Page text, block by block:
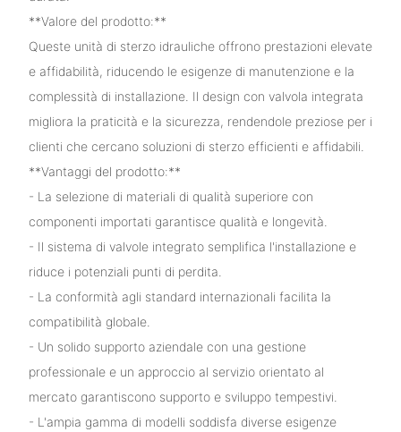
**Valore del prodotto:**
Queste unità di sterzo idrauliche offrono prestazioni elevate
e affidabilità, riducendo le esigenze di manutenzione e la
complessità di installazione. Il design con valvola integrata
migliora la praticità e la sicurezza, rendendole preziose per i
clienti che cercano soluzioni di sterzo efficienti e affidabili.
**Vantaggi del prodotto:**
- La selezione di materiali di qualità superiore con
componenti importati garantisce qualità e longevità.
- Il sistema di valvole integrato semplifica l'installazione e
riduce i potenziali punti di perdita.
- La conformità agli standard internazionali facilita la
compatibilità globale.
- Un solido supporto aziendale con una gestione
professionale e un approccio al servizio orientato al
mercato garantiscono supporto e sviluppo tempestivi.
- L'ampia gamma di modelli soddisfa diverse esigenze